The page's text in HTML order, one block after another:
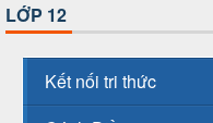
LỚP 12
Kết nối tri thức